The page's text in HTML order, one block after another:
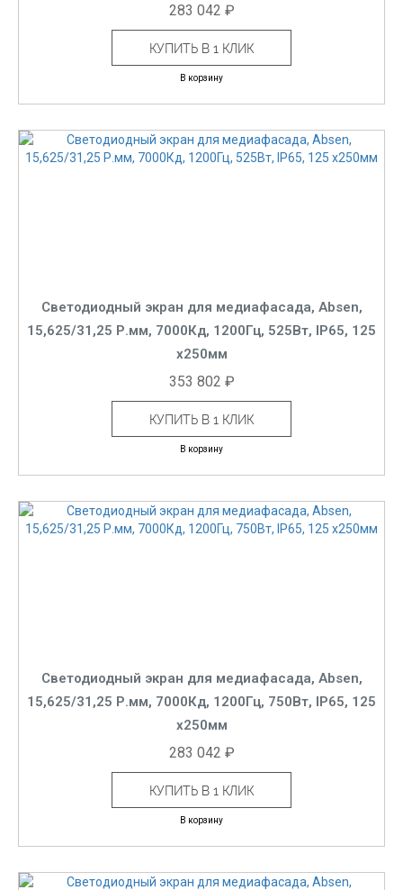
283 042 ₽
КУПИТЬ В 1 КЛИК
В корзину
Светодиодный экран для медиафасада, Absen,
15,625/31,25 Р.мм, 7000Кд, 1200Гц, 525Вт, IP65, 125
x250мм
353 802 ₽
КУПИТЬ В 1 КЛИК
В корзину
Светодиодный экран для медиафасада, Absen,
15,625/31,25 Р.мм, 7000Кд, 1200Гц, 750Вт, IP65, 125
x250мм
283 042 ₽
КУПИТЬ В 1 КЛИК
В корзину